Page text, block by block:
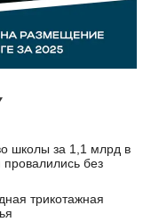
школы за 1,1 млрд в
провалились без
трикотажная